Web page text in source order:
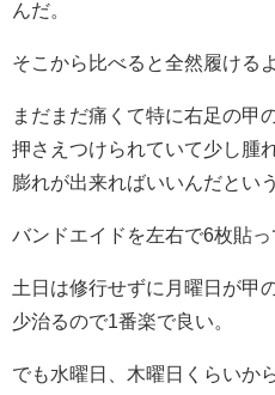
んだ。
そこから比べると全然履ける
まだまだ痛くて特に右足の甲
押さえつけられていて少し腫
膨れが出来ればいいんだとい
バンドエイドを左右で6枚貼
土日は修行せずに月曜日が甲
少治るので1番楽で良い。
でも水曜日、木曜日くらいか